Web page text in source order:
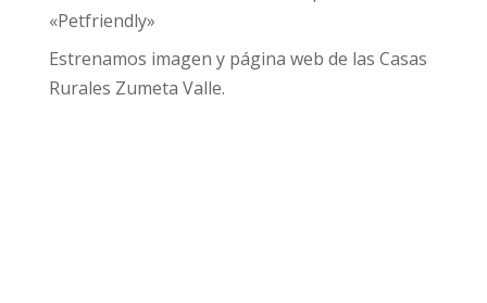
«Petfriendly»
Estrenamos imagen y página web de las Casas
Rurales Zumeta Valle.